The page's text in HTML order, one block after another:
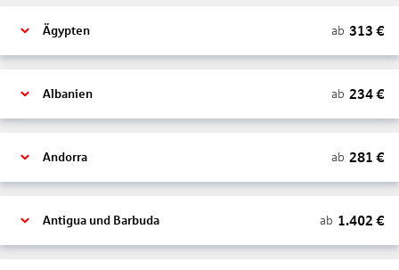
Ägypten ab 313 €
Albanien ab 234€
Andorra ab 281 €
Antigua und Barbuda ab 1.402 €